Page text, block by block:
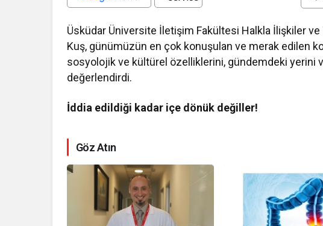
Üsküdar Üniversite İletişim Fakültesi Halkla İlişkiler ve
Kuş, günümüzün en çok konuşulan ve merak edilen
sosyolojik ve kültürel özelliklerini, gündemdeki yerini
değerlendirdi.
İddia edildiği kadar içe dönük değiller!
Göz Atın